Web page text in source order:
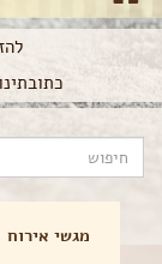
מגשי אירוח